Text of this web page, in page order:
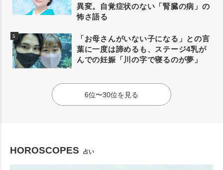
異変。自覚症状のない「腎臓の病」の
怖さ語る
「お母さんがいない子になる」との言
葉に一度は諦めるも、ステージ4乳が
んでの妊娠「川の字で寝るのが夢」
6位〜30位を見る
HOROSCOPES 占い